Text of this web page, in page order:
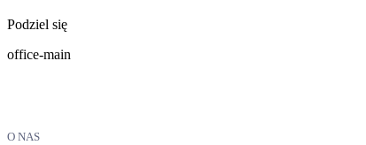
Podziel się
office-main
O NAS